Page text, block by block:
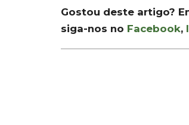
Gostou deste artigo?
siga-nos no Facebook,